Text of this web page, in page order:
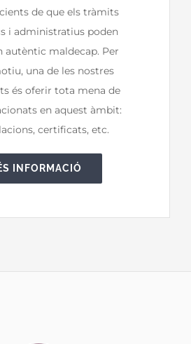
de que els tràmits
i administratius poden
autèntic maldecap. Per
una de les nostres
és oferir tota mena de
en aquest àmbit:
certificats, etc.
INFORMACIÓ